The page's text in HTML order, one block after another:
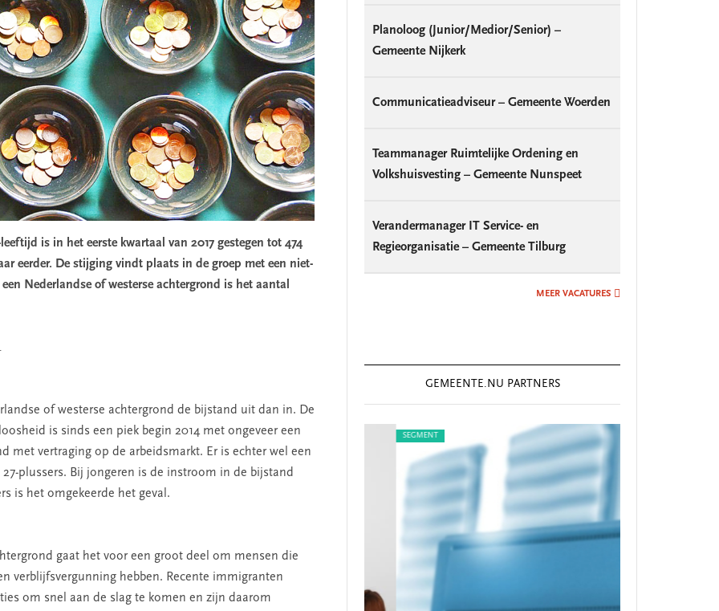
is in het eerste kwartaal van 2017 gestegen tot 474
eerder. De stijging vindt plaats in de groep met een niet-
Nederlandse of westerse achtergrond is het aantal
.
of westerse achtergrond de bijstand uit dan in. De
is sinds een piek begin 2014 met ongeveer een
met vertraging op de arbeidsmarkt. Er is echter wel een
plussers. Bij jongeren is de instroom in de bijstand
is het omgekeerde het geval.
gaat het voor een groot deel om mensen die
verblijfsvergunning hebben. Recente immigranten
om snel aan de slag te komen en zijn daarom
Planoloog (Junior/Medior/Senior) –
Gemeente Nijkerk
Communicatieadviseur – Gemeente Woerden
Teammanager Ruimtelijke Ordening en
Volkshuisvesting – Gemeente Nunspeet
Verandermanager IT Service- en
Regieorganisatie – Gemeente Tilburg
MEER VACATURES
GEMEENTE.NU PARTNERS
SEGMENT SEGMENT